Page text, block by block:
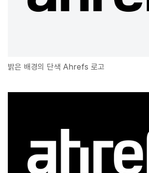
밝은 배경의 단색 Ahrefs 로고